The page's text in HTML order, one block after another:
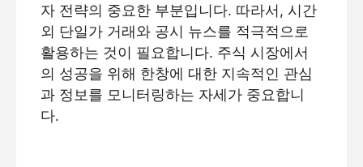
자 전략의 중요한 부분입니다. 따라서, 시간
외 단일가 거래와 공시 뉴스를 적극적으로
활용하는 것이 필요합니다. 주식 시장에서
의 성공을 위해 한창에 대한 지속적인 관심
과 정보를 모니터링하는 자세가 중요합니
다.